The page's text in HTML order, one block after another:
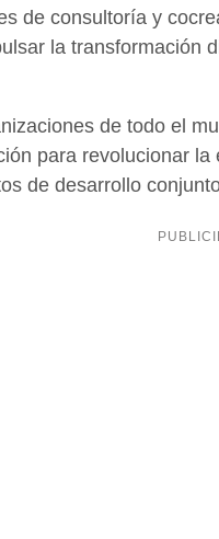
de consultoría y
la transformación
de todo el
para revolucionar
de desarrollo